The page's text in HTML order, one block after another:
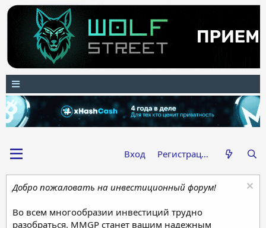
Вход Регистрация
Добро пожаловать на инвестиционный форум!
Во всем многообразии инвестиций трудно
разобраться. MMGP станет вашим надежным